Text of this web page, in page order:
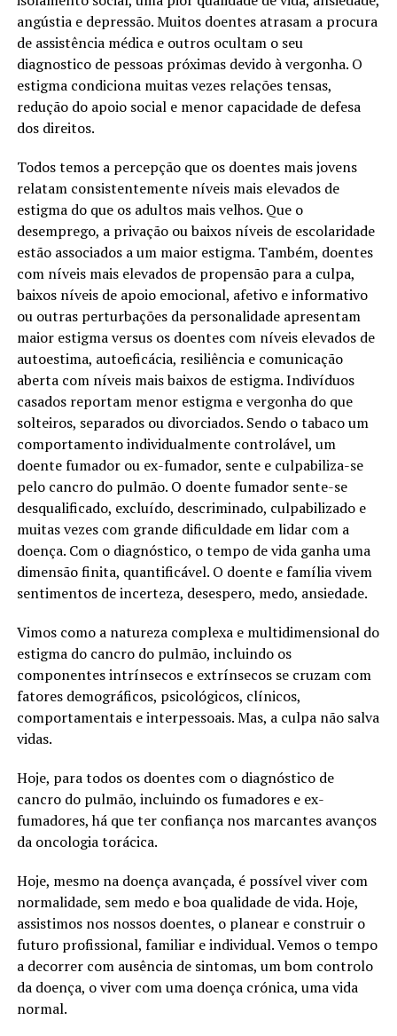
angústia e depressão. Muitos doentes atrasam a procura
de assistência médica e outros ocultam o seu
diagnostico de pessoas próximas devido à vergonha. O
estigma condiciona muitas vezes relações tensas,
redução do apoio social e menor capacidade de defesa
dos direitos.
Todos temos a percepção que os doentes mais jovens
relatam consistentemente níveis mais elevados de
estigma do que os adultos mais velhos. Que o
desemprego, a privação ou baixos níveis de escolaridade
estão associados a um maior estigma. Também, doentes
com níveis mais elevados de propensão para a culpa,
baixos níveis de apoio emocional, afetivo e informativo
ou outras perturbações da personalidade apresentam
maior estigma versus os doentes com níveis elevados de
autoestima, autoeficácia, resiliência e comunicação
aberta com níveis mais baixos de estigma. Indivíduos
casados reportam menor estigma e vergonha do que
solteiros, separados ou divorciados. Sendo o tabaco um
comportamento individualmente controlável, um
doente fumador ou ex-fumador, sente e culpabiliza-se
pelo cancro do pulmão. O doente fumador sente-se
desqualificado, excluído, descriminado, culpabilizado e
muitas vezes com grande dificuldade em lidar com a
doença. Com o diagnóstico, o tempo de vida ganha uma
dimensão finita, quantificável. O doente e família vivem
sentimentos de incerteza, desespero, medo, ansiedade.
Vimos como a natureza complexa e multidimensional do
estigma do cancro do pulmão, incluindo os
componentes intrínsecos e extrínsecos se cruzam com
fatores demográficos, psicológicos, clínicos,
comportamentais e interpessoais. Mas, a culpa não salva
vidas.
Hoje, para todos os doentes com o diagnóstico de
cancro do pulmão, incluindo os fumadores e ex-
fumadores, há que ter confiança nos marcantes avanços
da oncologia torácica.
Hoje, mesmo na doença avançada, é possível viver com
normalidade, sem medo e boa qualidade de vida. Hoje,
assistimos nos nossos doentes, o planear e construir o
futuro profissional, familiar e individual. Vemos o tempo
a decorrer com ausência de sintomas, um bom controlo
da doença, o viver com uma doença crónica, uma vida
normal.